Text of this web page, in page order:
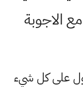
على كل شيء